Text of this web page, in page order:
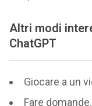
Altri modi
ChatGPT
Giocare a un
Fare